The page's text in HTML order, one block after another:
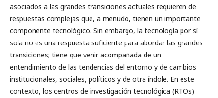
asociados a las grandes transiciones actuales requieren de
respuestas complejas que, a menudo, tienen un importante
componente tecnológico. Sin embargo, la tecnología por sí
sola no es una respuesta suficiente para abordar las grandes
transiciones; tiene que venir acompañada de un
entendimiento de las tendencias del entorno y de cambios
institucionales, sociales, políticos y de otra índole. En este
contexto, los centros de investigación tecnológica (RTOs)